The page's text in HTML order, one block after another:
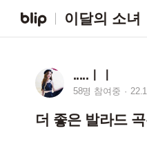
이달의 소녀
.....ㅣㅣ
58명 참여중
더 좋은 발라드